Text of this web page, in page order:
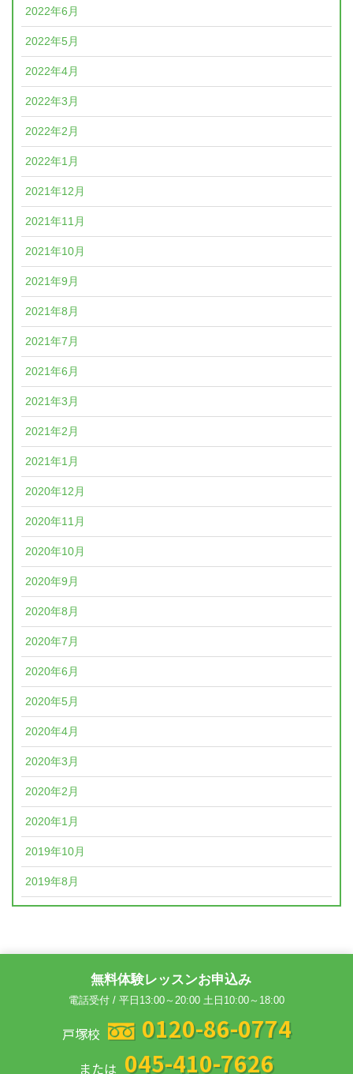
2022年6月
2022年5月
2022年4月
2022年3月
2022年2月
2022年1月
2021年12月
2021年11月
2021年10月
2021年9月
2021年8月
2021年7月
2021年6月
2021年3月
2021年2月
2021年1月
2020年12月
2020年11月
2020年10月
2020年9月
2020年8月
2020年7月
2020年6月
2020年5月
2020年4月
2020年3月
2020年2月
2020年1月
2019年10月
2019年8月
無料体験レッスンお申込み
電話受付 / 平日13:00～20:00 土日10:00～18:00
戸塚校 0120-86-0774
または 045-410-7626